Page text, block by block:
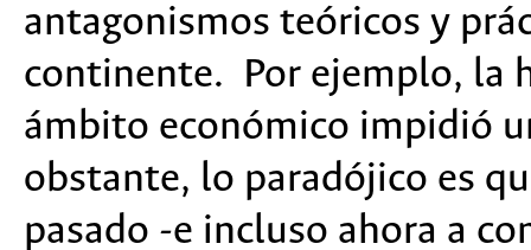
antagonismos teóricos y
continente. Por ejemplo, la
ámbito económico impidió
obstante, lo paradójico es
pasado -e incluso ahora a